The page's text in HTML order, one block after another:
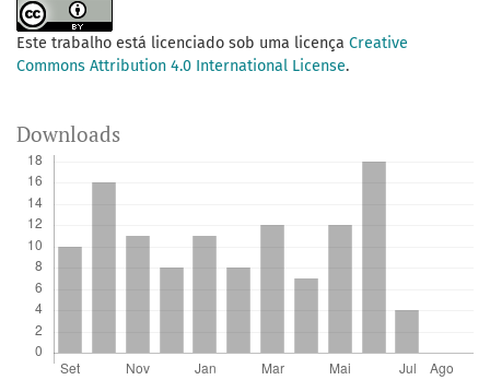
Este trabalho está licenciado sob uma licença Creative
Commons Attribution 4.0 International License.
Downloads